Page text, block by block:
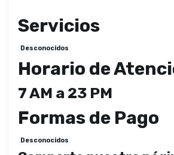
Servicios
Desconocidos
Horario de
7 AM a 23 PM
Formas de Pago
Desconocidos